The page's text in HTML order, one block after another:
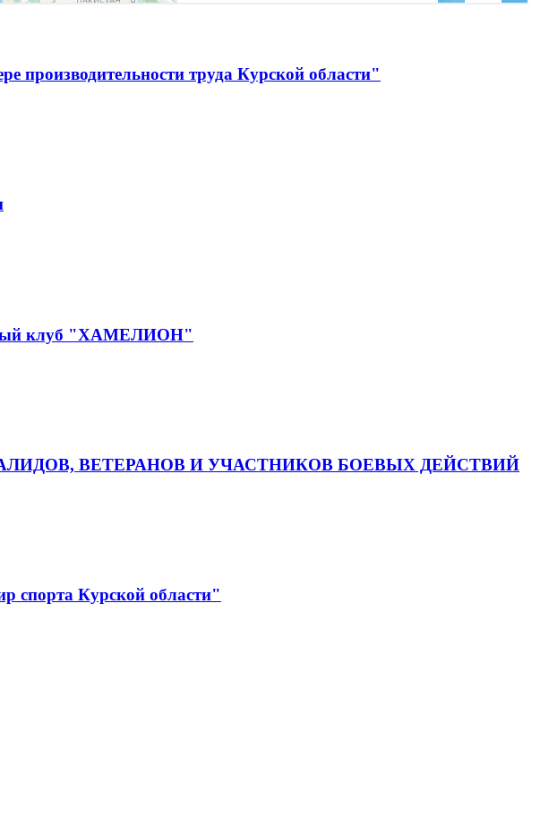
производительности труда Курской области"
клуб "ХАМЕЛИОН"
ВЕТЕРАНОВ И УЧАСТНИКОВ БОЕВЫХ ДЕЙСТВИЙ
спорта Курской области"